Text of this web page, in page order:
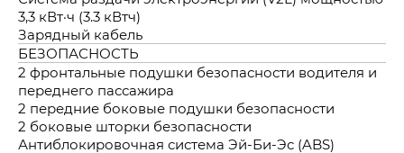
3,3 кВт·ч (3.3 кВтч)
Зарядный кабель
БЕЗОПАСНОСТЬ
2 фронтальные подушки безопасности водителя и
переднего пассажира
2 передние боковые подушки безопасности
2 боковые шторки безопасности
Антиблокировочная система Эй-Би-Эс (ABS)